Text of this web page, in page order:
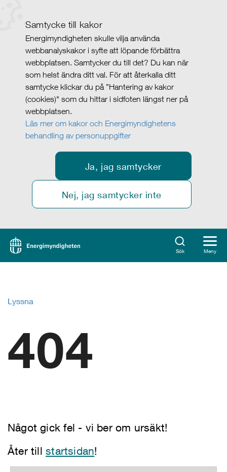
Samtycke till kakor
Energimyndigheten skulle vilja använda
webbanalyskakor i syfte att löpande förbättra
webbplatsen. Samtycker du till det? Du kan när
som helst ändra ditt val. För att återkalla ditt
samtycke klickar du på ”Hantering av kakor
(cookies)" som du hittar i sidfoten längst ner på
webbplatsen.
Läs mer om kakor och Energimyndighetens
behandling av personuppgifter
Ja, jag samtycker
Nej, jag samtycker inte
Sök Meny
Lyssna
404
Något gick fel - vi ber om ursäkt!
Åter tillstartsidan!